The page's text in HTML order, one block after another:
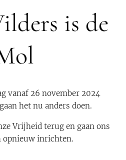
is de
vanaf 26 november 2024
het nu anders doen.
Vrijheid terug en gaan ons
opnieuw inrichten.